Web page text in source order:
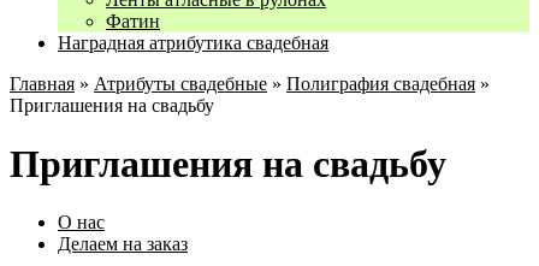
Фатин
Наградная атрибутика свадебная
Главная » Атрибуты свадебные » Полиграфия свадебная »
Приглашения на свадьбу
Приглашения на свадьбу
О нас
Делаем на заказ